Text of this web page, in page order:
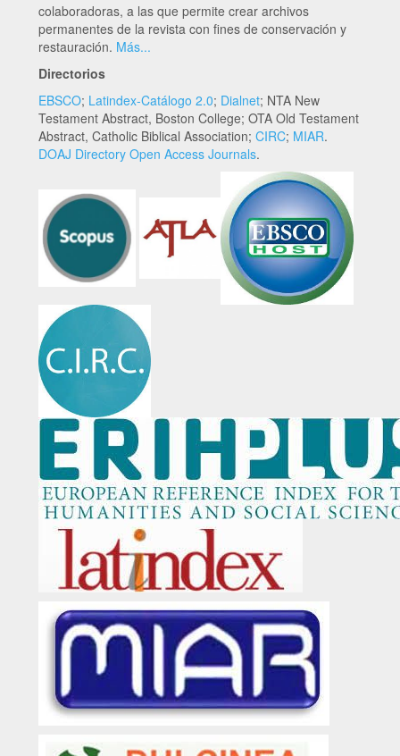
colaboradoras, a las que permite crear archivos
permanentes de la revista con fines de conservación y
restauración. Más...
Directorios
EBSCO; Latindex-Catálogo 2.0; Dialnet; NTA New
Testament Abstract, Boston College; OTA Old Testament
Abstract, Catholic Biblical Association; CIRC; MIAR.
DOAJ Directory Open Access Journals.